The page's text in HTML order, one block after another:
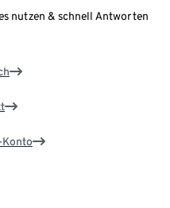
nutzen & schnell Antworten